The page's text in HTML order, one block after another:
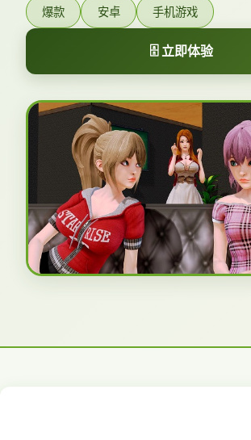
爆款 安卓 手机游戏
🗄️ 立即体验